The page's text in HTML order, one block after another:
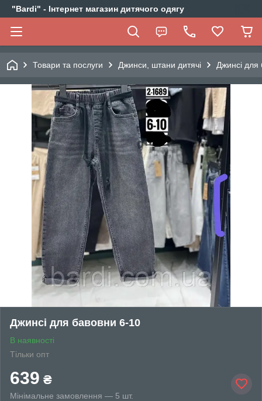
"Bardi" - Інтернет магазин дитячого одягу
Товари та послуги Джинси, штани дитячі Джинсі для
Джинсі для бавовни 6-10
В наявності
Тільки опт
639 ₴
Мінімальне замовлення — 5 шт.